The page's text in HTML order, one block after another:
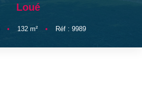
AGENCE
Loué
• 132m² • Réf : 9989